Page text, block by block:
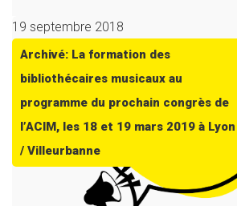
19 septembre 2018
Archivé: La formation des
bibliothécaires musicaux au
programme du prochain congrès de
l’ACIM, les 18 et 19 mars 2019 à Lyon
/ Villeurbanne